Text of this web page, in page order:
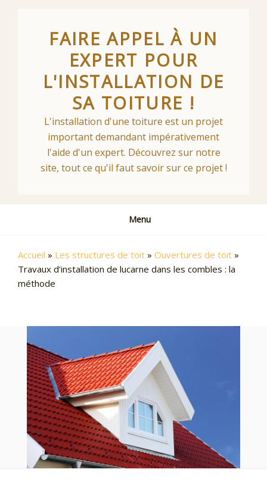
FAIRE APPEL À UN
EXPERT POUR
L'INSTALLATION DE
SA TOITURE !
L'installation d'une toiture est un projet
important demandant impérativement
l'aide d'un expert. Découvrez sur notre
site, tout ce qu'il faut savoir sur ce projet !
Menu
Accueil » Les structures de toit » Ouvertures de toit »
Travaux d’installation de lucarne dans les combles : la
méthode